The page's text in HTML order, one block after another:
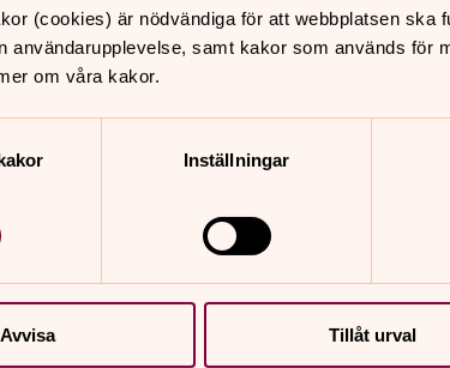
(cookies) är nödvändiga för att webbplatsen
användarupplevelse, samt kakor som används för
om våra kakor.
Inställningar
Avvisa Tillåt urval
Följ
Håll koll på